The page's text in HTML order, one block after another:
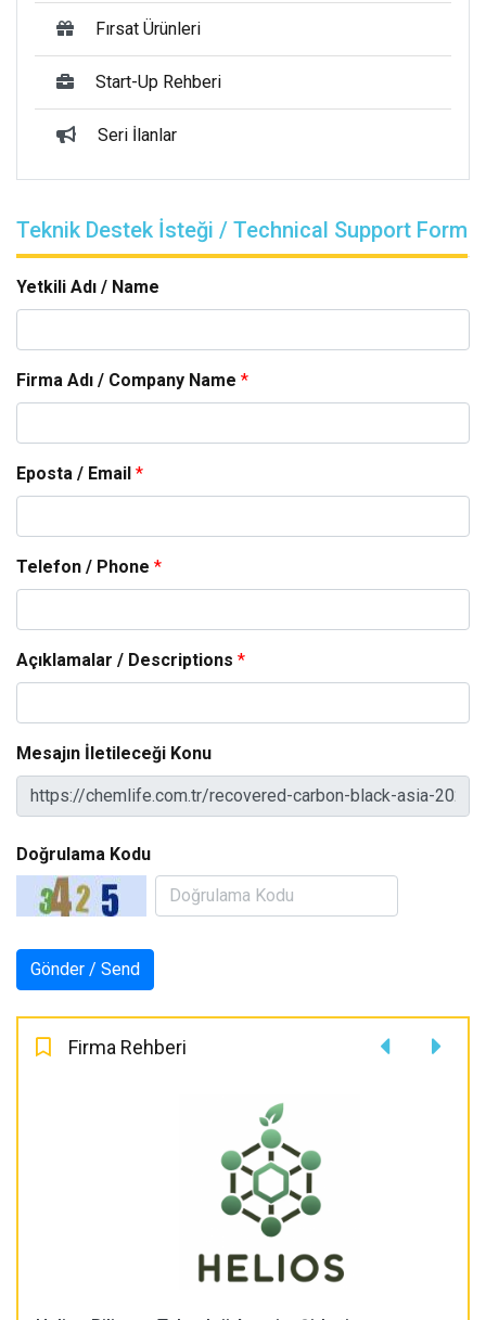
Fırsat Ürünleri
Start-Up Rehberi
Seri İlanlar
Teknik Destek İsteği / Technical Support Form
Yetkili Adı / Name
Firma Adı / Company Name *
Eposta / Email *
Telefon / Phone *
Açıklamalar / Descriptions *
Mesajın İletileceği Konu
Doğrulama Kodu
Firma Rehberi